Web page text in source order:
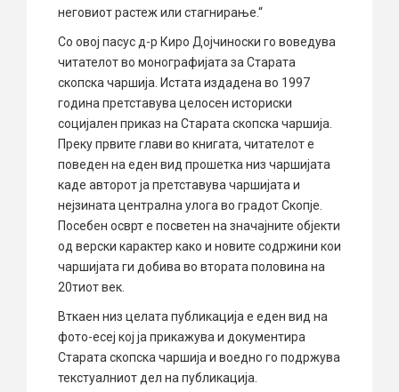
неговиот растеж или стагнирање.“
Со овој пасус д-р Киро Дојчиноски го воведува
читателот во монографијата за Старата
скопска чаршија. Истата издадена во 1997
година претставува целосен историски
социјален приказ на Старата скопска чаршија.
Преку првите глави во книгата, читателот е
поведен на еден вид прошетка низ чаршијата
каде авторот ја претставува чаршијата и
нејзината централна улога во градот Скопје.
Посебен осврт е посветен на значајните објекти
од верски карактер како и новите содржини кои
чаршијата ги добива во втората половина на
20тиот век.
Вткаен низ целата публикација е еден вид на
фото-есеј кој ја прикажува и документира
Старата скопска чаршија и воедно го подржува
текстуалниот дел на публикација.